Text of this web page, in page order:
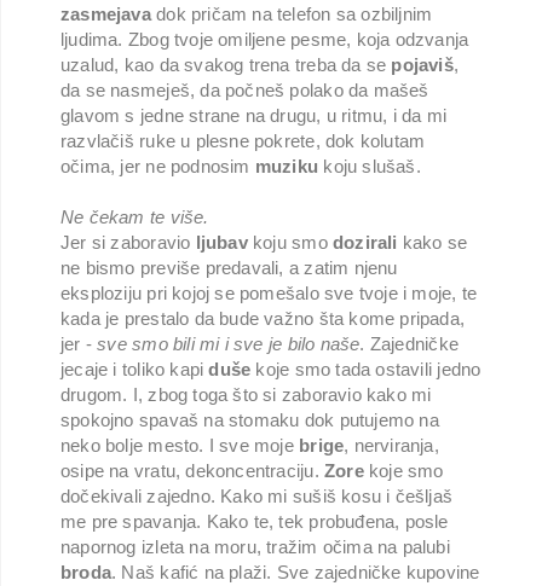
zasmejavadok pričam na telefon sa ozbiljnim
ljudima. Zbog tvoje omiljene pesme, koja odzvanja
uzalud, kao da svakog trena treba da se pojaviš,
da se nasmeješ, da počneš polako da mašeš
glavom s jedne strane na drugu, u ritmu, i da mi
razvlačiš ruke u plesne pokrete, dok kolutam
očima, jer ne podnosim muziku koju slušaš.
Ne čekam te više.
Jer si zaboravio ljubav koju smo dozirali kako se
ne bismo previše predavali, a zatim njenu
eksploziju pri kojoj se pomešalo sve tvoje i moje, te
kada je prestalo da bude važno šta kome pripada,
jer -sve smo bili mi i sve je bilo naše. Zajedničke
jecaje i toliko kapiduše koje smo tada ostavili jedno
drugom. I, zbog toga što si zaboravio kako mi
spokojno spavaš na stomaku dok putujemo na
neko bolje mesto. I sve moje brige, nerviranja,
osipe na vratu, dekoncentraciju. Zore koje smo
dočekivali zajedno. Kako mi sušiš kosu i češljaš
me pre spavanja. Kako te, tek probuđena, posle
napornog izleta na moru, tražim očima na palubi
broda. Naš kafić na plaži. Sve zajedničke kupovine